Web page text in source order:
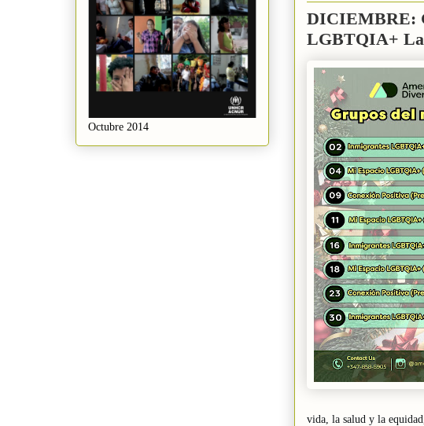
DICIEMBRE:
LGBTQIA+
vida, la salud y la
Octubre 2014